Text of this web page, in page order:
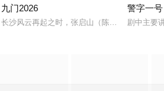
酷文化传媒有限公司
九门2026
长沙风云再起之时，张启山（陈伟霆 饰）与吴
警字一号
剧中主要